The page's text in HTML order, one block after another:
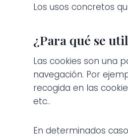
Los usos concretos
¿Para qué se
Las cookies son una
navegación. Por
recogida en las
etc..
En determinados